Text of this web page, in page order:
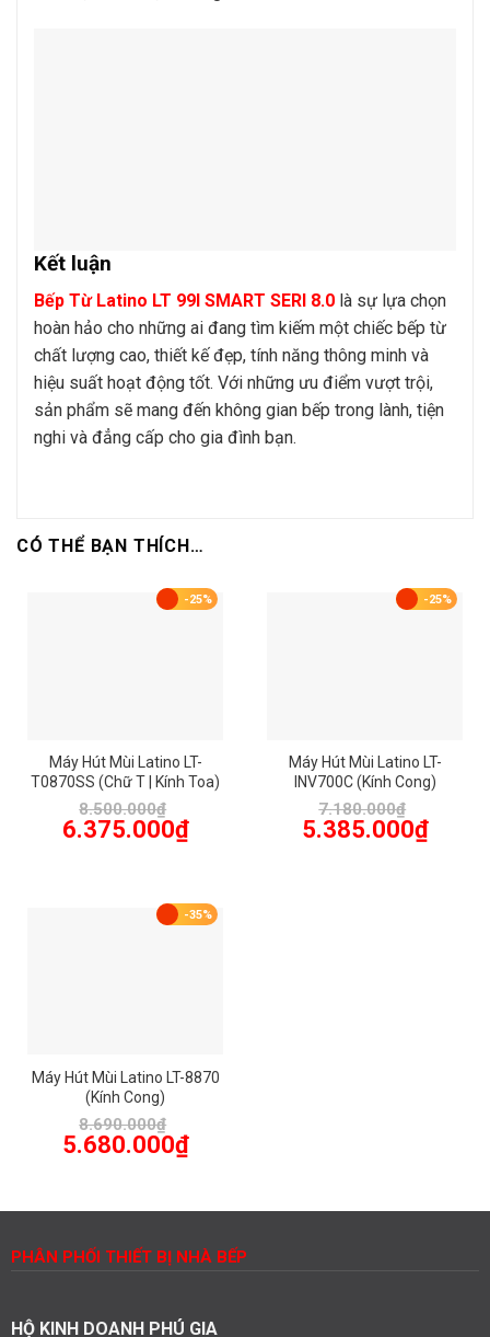
Kết luận
Bếp Từ Latino LT 99I SMART SERI 8.0 là sự lựa chọn
hoàn hảo cho những ai đang tìm kiếm một chiếc bếp từ
chất lượng cao, thiết kế đẹp, tính năng thông minh và
hiệu suất hoạt động tốt. Với những ưu điểm vượt trội,
sản phẩm sẽ mang đến không gian bếp trong lành, tiện
nghi và đẳng cấp cho gia đình bạn.
CÓ THỂ BẠN THÍCH…
-25%
Máy Hút Mùi Latino LT-
T0870SS (Chữ T | Kính Toa)
8.500.000₫
Giá
gốc
6.375.000₫Giá
hiện
-25%
Máy Hút Mùi Latino LT-
INV700C (Kính Cong)
7.180.000₫
Giá
gốc
5.385.000₫Giá
hiện
-35%
Máy Hút Mùi Latino LT-8870
(Kính Cong)
8.690.000₫
Giá
gốc
5.680.000₫Giá
hiện
PHÂN PHỐI THIẾT BỊ NHÀ BẾP
HỘ KINH DOANH PHÚ GIA